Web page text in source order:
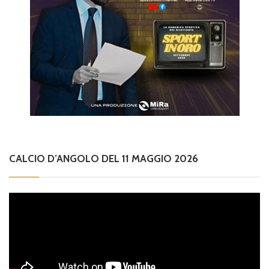
CALCIO D’ANGOLO DEL 11 MAGGIO 2026